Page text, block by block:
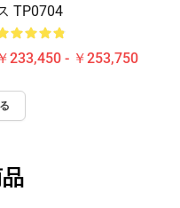
TP0704
￥233,450 - ￥253,750